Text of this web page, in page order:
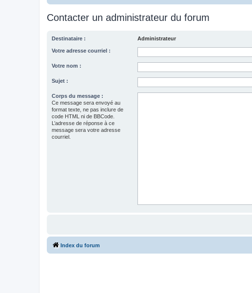
Contacter un administrateur du forum
Destinataire : Administrateur
Votre adresse courriel :
Votre nom :
Sujet :
Corps du message :
Ce message sera envoyé au
format texte, ne pas inclure de
code HTML ni de BBCode.
L’adresse de réponse à ce
message sera votre adresse
courriel.
Index du forum